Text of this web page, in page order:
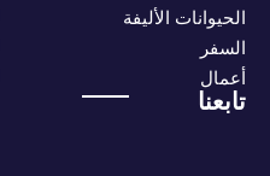
الحيوانات الأليفة
السفر
أعمال
تابعنا